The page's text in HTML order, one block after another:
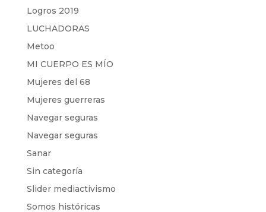
Logros 2019
LUCHADORAS
Metoo
MI CUERPO ES MÍO
Mujeres del 68
Mujeres guerreras
Navegar seguras
Navegar seguras
Sanar
Sin categoría
Slider mediactivismo
Somos históricas